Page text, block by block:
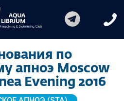
по
апноэ Moscow
Evening 2016